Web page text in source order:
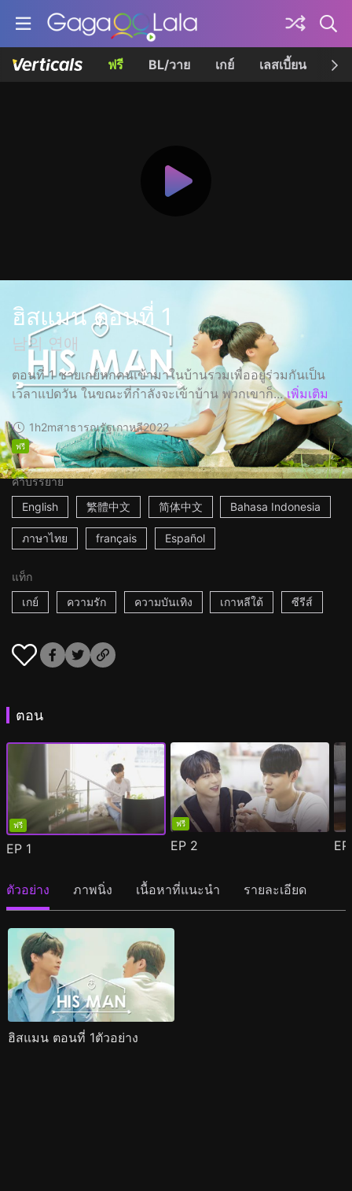
ฟรี BL/วาย เกย์ เลสเบี้ยน เค
ฮิสแมน ตอนที่ 1
남의 연애
ตอนที่ 1 ชายเกย์หกคนเข้ามาในบ้านรวมเพื่ออยู่ร่วมกันเป็น
เวลาแปดวัน ในขณะที่กำลังจะเข้าบ้าน พวกเขาก็... เพิ่มเติม
1h2mสาธารณรัฐเกาหลี2022
ฟรี
คำบรรยาย
English
繁體中文 简体中文 Bahasa Indonesia
ภาษาไทย français Español
แท็ก
เกย์
ความรัก ความบันเทิง เกาหลีใต้ ซีรีส์
ตอน
ฟรี
EP 1
ฟรี
EP 2
ตัวอย่าง ภาพนิ่ง เนื้อหาที่แนะนำ รายละเอียด
ฮิสแมน ตอนที่ 1ตัวอย่าง